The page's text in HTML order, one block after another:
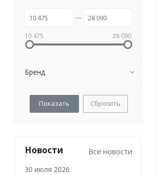
10 475 28 090
Бренд
Сбросить
Новости Все новости
30 июля 2026